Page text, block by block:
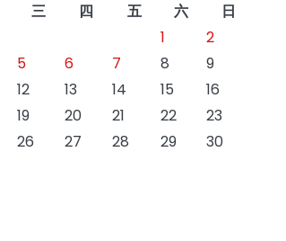
三 四 五 六
日
1
2
5 6 7 8
9
12 13 14 15
16
19 20 21 22
23
26 27 28 29
30